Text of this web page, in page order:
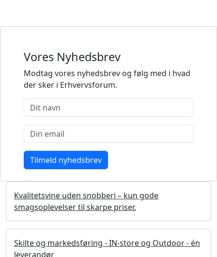
Vores Nyhedsbrev
Modtag vores nyhedsbrev og følg med i hvad
der sker i Erhvervsforum.
Kvalitetsvine uden snobberi – kun gode
smagsoplevelser til skarpe priser.
Skilte og markedsføring - IN-store og Outdoor - én
leverandør